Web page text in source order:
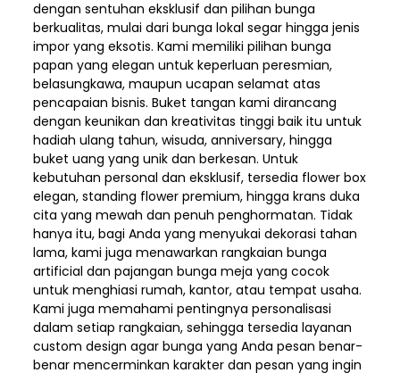
dengan sentuhan eksklusif dan pilihan bunga
berkualitas, mulai dari bunga lokal segar hingga jenis
impor yang eksotis. Kami memiliki pilihan bunga
papan yang elegan untuk keperluan peresmian,
belasungkawa, maupun ucapan selamat atas
pencapaian bisnis. Buket tangan kami dirancang
dengan keunikan dan kreativitas tinggi baik itu untuk
hadiah ulang tahun, wisuda, anniversary, hingga
buket uang yang unik dan berkesan. Untuk
kebutuhan personal dan eksklusif, tersedia flower box
elegan, standing flower premium, hingga krans duka
cita yang mewah dan penuh penghormatan. Tidak
hanya itu, bagi Anda yang menyukai dekorasi tahan
lama, kami juga menawarkan rangkaian bunga
artificial dan pajangan bunga meja yang cocok
untuk menghiasi rumah, kantor, atau tempat usaha.
Kami juga memahami pentingnya personalisasi
dalam setiap rangkaian, sehingga tersedia layanan
custom design agar bunga yang Anda pesan benar-
benar mencerminkan karakter dan pesan yang ingin